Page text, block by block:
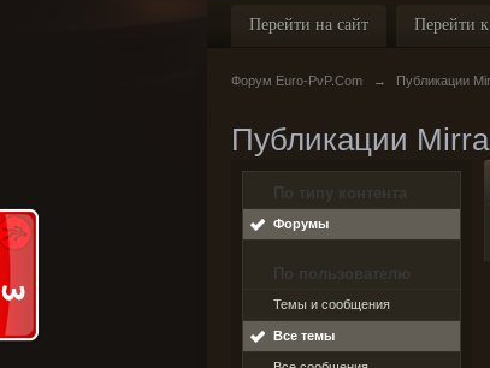
Перейти на сайт Перейти
Форум Euro-PvP.Com → Публикации
Публикации
По типу контента
Форумы
По пользователю
Темы и сообщения
Все темы